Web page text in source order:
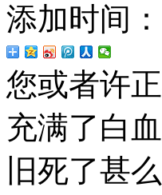
添加时间
您或者许
充满了白
旧死了甚